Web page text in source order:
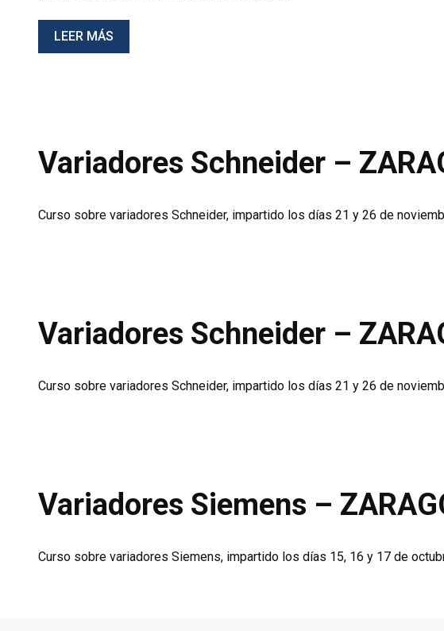
LEER MÁS
Variadores Schneider –
Curso sobre variadores Schneider, impartido los días 21 y 26 de
Variadores Schneider –
Curso sobre variadores Schneider, impartido los días 21 y 26 de
Variadores Siemens –
Curso sobre variadores Siemens, impartido los días 15, 16 y 17 de